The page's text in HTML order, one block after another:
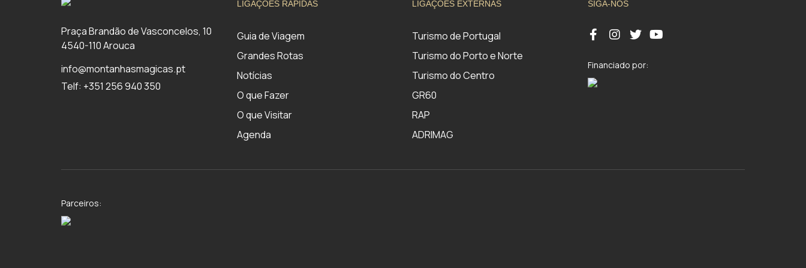
Praça Brandão de Vasconcelos, 10
4540-110 Arouca
info@montanhasmagicas.pt
Telf: +351 256 940 350
LIGAÇÕES RÁPIDAS
Guia de Viagem
Grandes Rotas
Notícias
O que Fazer
O que Visitar
Agenda
LIGAÇÕES EXTERNAS
Turismo de Portugal
Turismo do Porto e Norte
Turismo do Centro
GR60
RAP
ADRIMAG
SIGA-NOS
Financiado por:
Parceiros: